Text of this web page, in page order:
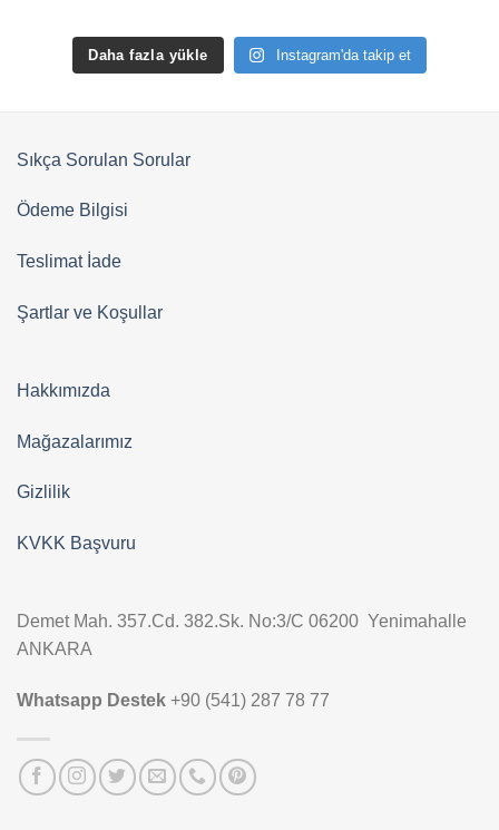
Daha fazla yükle Instagram'da takip et
Sıkça Sorulan Sorular
Ödeme Bilgisi
Teslimat İade
Şartlar ve Koşullar
Hakkımızda
Mağazalarımız
Gizlilik
KVKK Başvuru
Demet Mah. 357.Cd. 382.Sk. No:3/C 06200 Yenimahalle
ANKARA
Whatsapp Destek +90 (541) 287 78 77